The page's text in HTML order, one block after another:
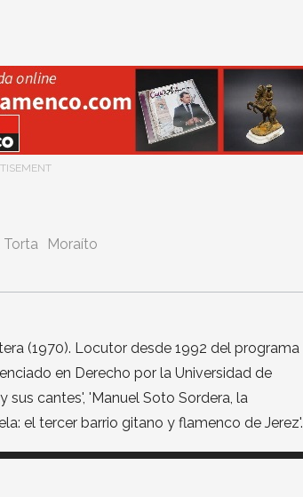
Torta Moraíto
(1970). Locutor desde 1992 del programa
en Derecho por la Universidad de
sus cantes', 'Manuel Soto Sordera, la
el tercer barrio gitano y flamenco de Jerez'.